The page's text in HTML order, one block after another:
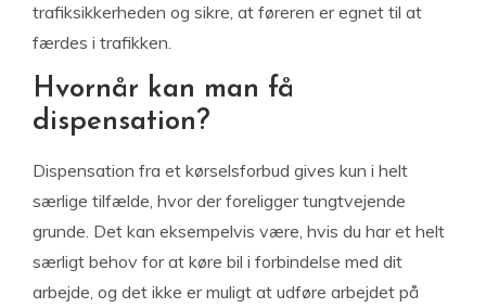
trafiksikkerheden og sikre, at føreren er egnet til at
færdes i trafikken.
Hvornår kan man få
dispensation?
Dispensation fra et kørselsforbud gives kun i helt
særlige tilfælde, hvor der foreligger tungtvejende
grunde. Det kan eksempelvis være, hvis du har et helt
særligt behov for at køre bil i forbindelse med dit
arbejde, og det ikke er muligt at udføre arbejdet på